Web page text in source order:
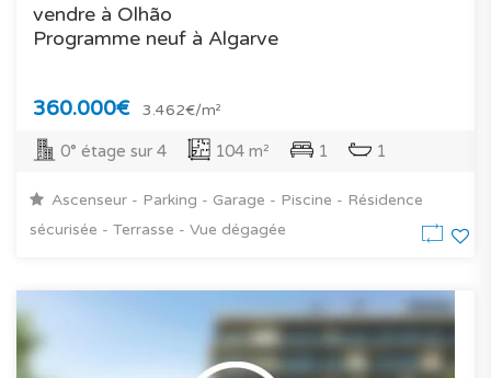
vendre à Olhão
Programme neuf à Algarve
360.000€ 3.462€/m²
0° étage sur 4 104 m² 1 1
Ascenseur - Parking - Garage - Piscine - Résidence
sécurisée - Terrasse - Vue dégagée